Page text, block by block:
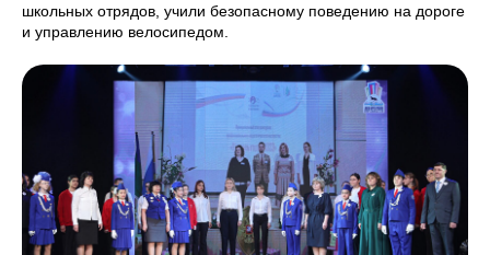
школьных отрядов, учили безопасному поведению на дороге
и управлению велосипедом.